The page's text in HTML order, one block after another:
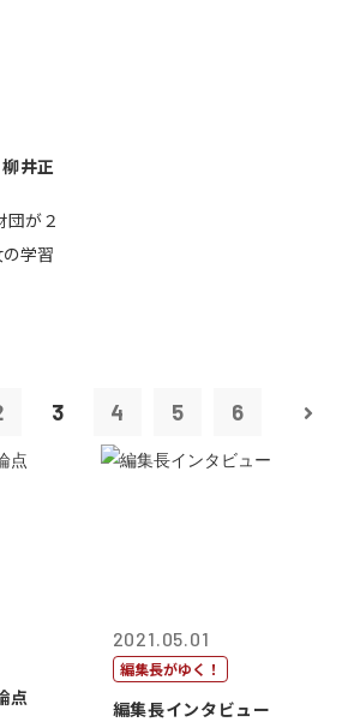
井正
団が２
学習
3 4 5 6
点
2021.05.01
編集長がゆく！
編集長インタビュー